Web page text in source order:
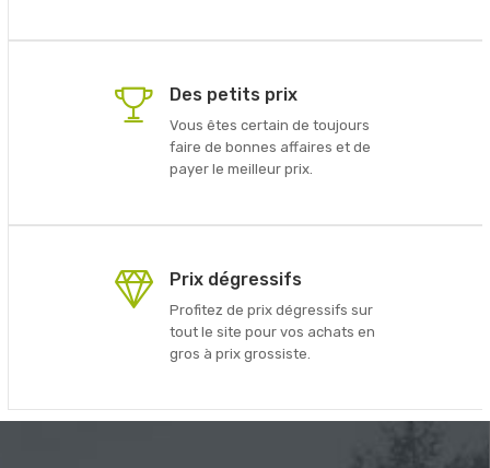
Des petits prix
Vous êtes certain de toujours
faire de bonnes affaires et de
payer le meilleur prix.
Prix dégressifs
Profitez de prix dégressifs sur
tout le site pour vos achats en
gros à prix grossiste.